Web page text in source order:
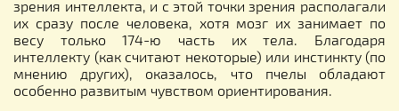
зрения интеллекта, и с этой точки зрения располагали
их сразу после человека, хотя мозг их занимает по
весу только 174-ю часть их тела. Благодаря
интеллекту (как считают некоторые) или инстинкту (по
мнению других), оказалось, что пчелы обладают
особенно развитым чувством ориентирования.